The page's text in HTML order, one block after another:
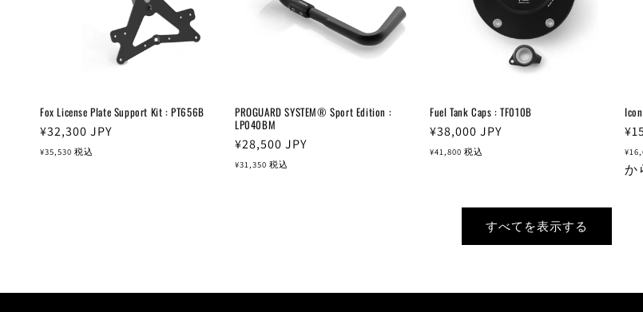
Fox License Plate Support Kit : PT656B
通
常
¥32,300 JPY
¥35,530 税込
PROGUARD SYSTEM® Sport Edition :
LP040BM
通
常
¥28,500 JPY
¥31,350 税込
Fuel Tank Caps : TF010B
通
常
¥38,000 JPY
¥41,800 税込
通
常
価
か
すべてを表示する